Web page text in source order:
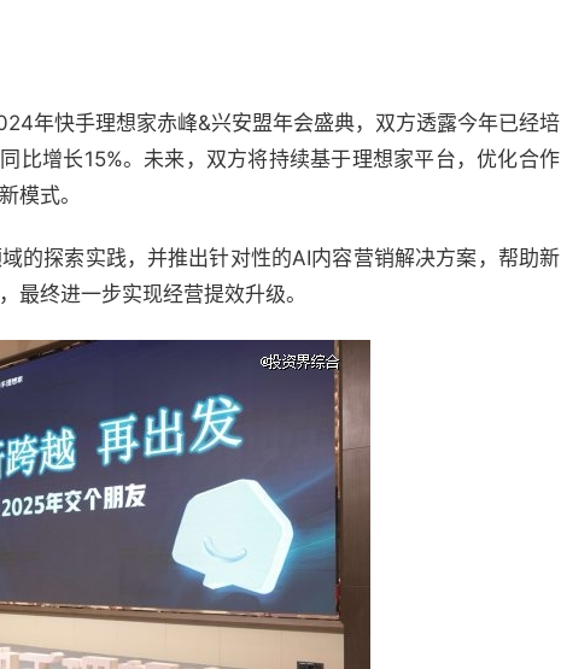
年快手理想家赤峰&兴安盟年会盛典，双方透露今年已经培
比增长15%。未来，双方将持续基于理想家平台，优化合作
模式。
的探索实践，并推出针对性的AI内容营销解决方案，帮助新
最终进一步实现经营提效升级。